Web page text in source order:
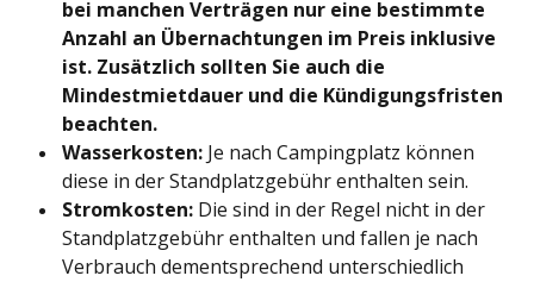
bei manchen Verträgen nur eine bestimmte
Anzahl an Übernachtungen im Preis inklusive
ist. Zusätzlich sollten Sie auch die
Mindestmietdauer und die Kündigungsfristen
beachten.
Wasserkosten: Je nach Campingplatz können
diese in der Standplatzgebühr enthalten sein.
Stromkosten: Die sind in der Regel nicht in der
Standplatzgebühr enthalten und fallen je nach
Verbrauch dementsprechend unterschiedlich